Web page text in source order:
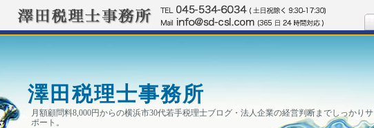
澤田税理士事務所
月額顧問料8,000円からの横浜市30代若手税理士ブログ・法人企業の経営判断までしっかりサ
ポート。